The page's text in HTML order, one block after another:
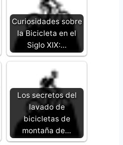
Curiosidades sobre
la Bicicleta en el
Siglo XIX:…
Los secretos del
lavado de
bicicletas de
montaña de…